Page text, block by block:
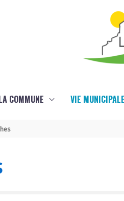
COMMUNE VIE MUNICIPALE